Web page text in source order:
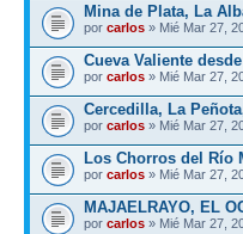
Mina de Plata, La
por carlos » Mié Mar 27,
Cueva Valiente
por carlos » Mié Mar 27,
Cercedilla, La
por carlos » Mié Mar 27,
Los Chorros del Río
por carlos » Mié Mar 27,
MAJAELRAYO, EL
por carlos » Mié Mar 27,